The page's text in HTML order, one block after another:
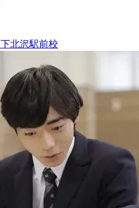
下北沢駅前校